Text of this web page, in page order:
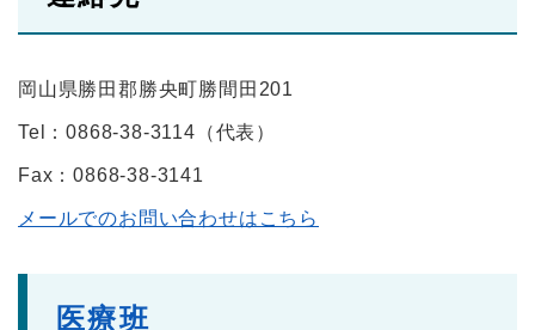
岡山県勝田郡勝央町勝間田201
Tel：0868-38-3114 （代表 ）
Fax：0868-38-3141
メールでのお問い合わせはこちら
医療班